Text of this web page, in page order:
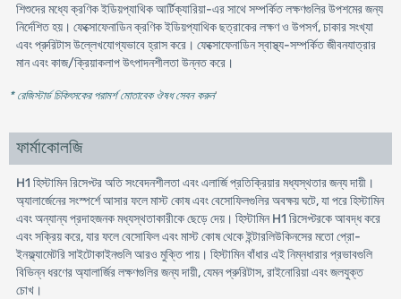
শিশুদের মধ্যে ক্রণিক ইডিয়প্যাথিক আর্টিক্যারিয়া-এর সাথে সম্পর্কিত লক্ষণগুলির উপশমের জন্য
নির্দেশিত হয়। ফেক্সোফেনাডিন ক্রণিক ইডিয়প্যাথিক ছত্রাকের লক্ষণ ও উপসর্গ, চাকার সংখ্যা
এবং প্রুরিটাস উল্লেখযোগ্যভাবে হ্রাস করে। ফেক্সোফেনাডিন স্বাস্থ্য-সম্পর্কিত জীবনযাত্রার
মান এবং কাজ/ক্রিয়াকলাপ উৎপাদনশীলতা উন্নত করে।
* রেজিস্টার্ড চিকিৎসকের পরামর্শ মোতাবেক ঔষধ সেবন করুন'
ফার্মাকোলজি
H1 হিস্টামিন রিসেপ্টর অতি সংবেদনশীলতা এবং এলার্জি প্রতিক্রিয়ার মধ্যস্থতার জন্য দায়ী।
অ্যালার্জেনের সংস্পর্শে আসার ফলে মাস্ট কোষ এবং বেসোফিলগুলির অবক্ষয় ঘটে, যা পরে হিস্টামিন
এবং অন্যান্য প্রদাহজনক মধ্যস্থতাকারীকে ছেড়ে দেয়। হিস্টামিন H1 রিসেপ্টরকে আবদ্ধ করে
এবং সক্রিয় করে, যার ফলে বেসোফিল এবং মাস্ট কোষ থেকে ইন্টারলিউকিনসের মতো প্রো-
ইনফ্ল্যামেটরি সাইটোকাইনগুলি আরও মুক্তি পায়। হিস্টামিন বাঁধার এই নিম্নধারার প্রভাবগুলি
বিভিন্ন ধরণের অ্যালার্জির লক্ষণগুলির জন্য দায়ী, যেমন প্রুরিটাস, রাইনোরিয়া এবং জলযুক্ত
চোখ।